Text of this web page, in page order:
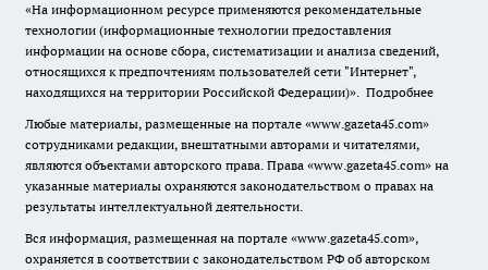
«На информационном ресурсе применяются рекомендательные
технологии (информационные технологии предоставления
информации на основе сбора, систематизации и анализа сведений,
относящихся к предпочтениям пользователей сети "Интернет",
находящихся на территории Российской Федерации)». Подробнее
Любые материалы, размещенные на портале «www.gazeta45.com»
сотрудниками редакции, внештатными авторами и читателями,
являются объектами авторского права. Права «www.gazeta45.com» на
указанные материалы охраняются законодательством о правах на
результаты интеллектуальной деятельности.
Вся информация, размещенная на портале «www.gazeta45.com»,
охраняется в соответствии с законодательством РФ об авторском